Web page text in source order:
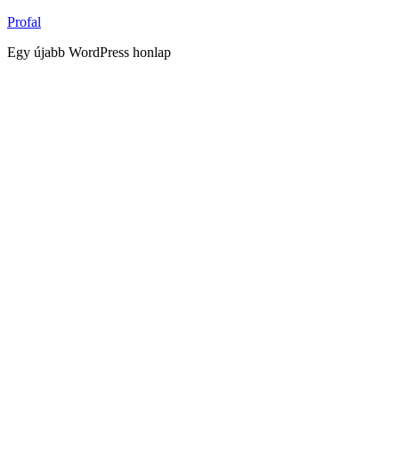
Tartalomhoz
Profal
Egy újabb WordPress honlap